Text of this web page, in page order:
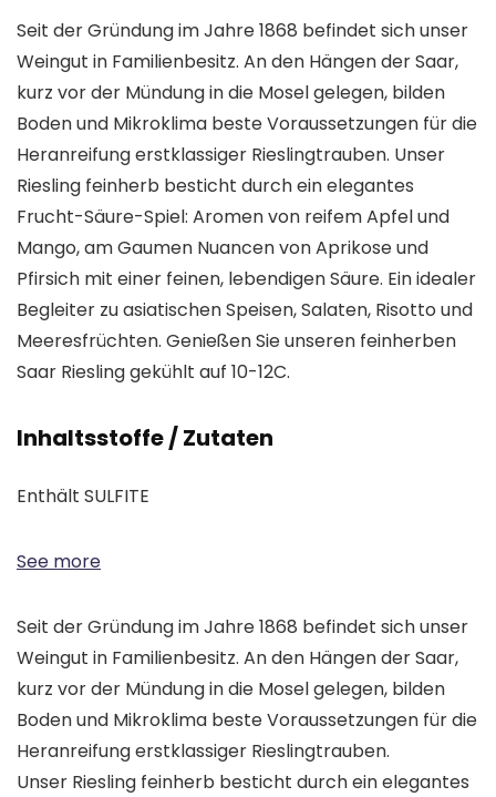
Seit der Gründung im Jahre 1868 befindet sich unser
Weingut in Familienbesitz. An den Hängen der Saar,
kurz vor der Mündung in die Mosel gelegen, bilden
Boden und Mikroklima beste Voraussetzungen für die
Heranreifung erstklassiger Rieslingtrauben. Unser
Riesling feinherb besticht durch ein elegantes
Frucht-Säure-Spiel: Aromen von reifem Apfel und
Mango, am Gaumen Nuancen von Aprikose und
Pfirsich mit einer feinen, lebendigen Säure. Ein idealer
Begleiter zu asiatischen Speisen, Salaten, Risotto und
Meeresfrüchten. Genießen Sie unseren feinherben
Saar Riesling gekühlt auf 10-12C.
Inhaltsstoffe / Zutaten
Enthält SULFITE
See more
Seit der Gründung im Jahre 1868 befindet sich unser
Weingut in Familienbesitz. An den Hängen der Saar,
kurz vor der Mündung in die Mosel gelegen, bilden
Boden und Mikroklima beste Voraussetzungen für die
Heranreifung erstklassiger Rieslingtrauben.
Unser Riesling feinherb besticht durch ein elegantes